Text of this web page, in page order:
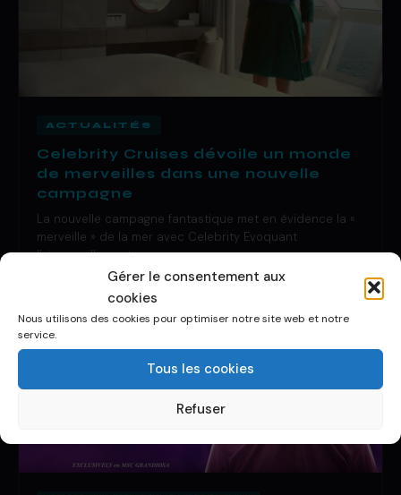
Gérer le consentement aux
cookies
Nous utilisons des cookies pour optimiser notre site web et notre
service.
Tous les cookies
Refuser
ACTUALITÉS
Celebrity Cruises dévoile un monde
de merveilles dans une nouvelle
campagne
La nouvelle campagne fantastique met en évidence la «
merveille » de la mer avec Celebrity Evoquant
l’ émerveillement…
1 de lecture